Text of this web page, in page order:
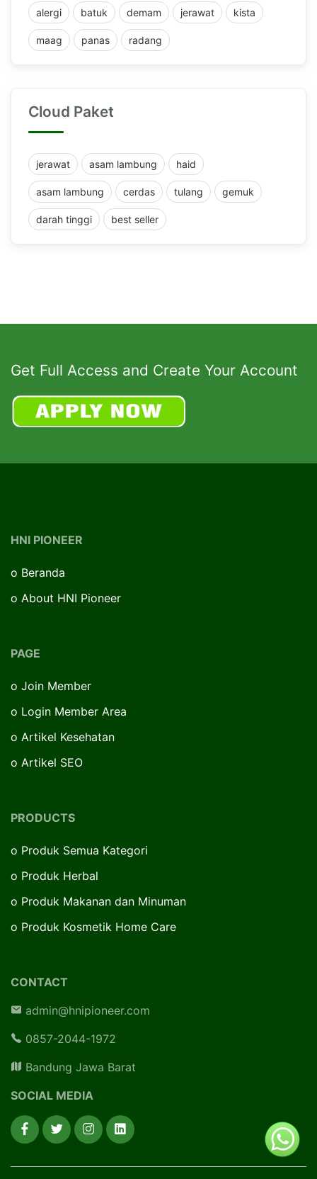
alergi batuk demam jerawat kista
maag panas radang
Cloud Paket
jerawat asam lambung haid
asam lambung cerdas tulang gemuk
darah tinggi best seller
Get Full Access and Create Your Account
HNI PIONEER
o Beranda
o About HNI Pioneer
PAGE
o Join Member
o Login Member Area
o Artikel Kesehatan
o Artikel SEO
PRODUCTS
o Produk Semua Kategori
o Produk Herbal
o Produk Makanan dan Minuman
o Produk Kosmetik Home Care
CONTACT
admin@hnipioneer.com
0857-2044-1972
Bandung Jawa Barat
SOCIAL MEDIA